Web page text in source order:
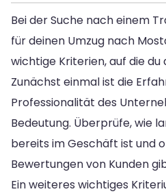
Bei der Suche nach einem
für deinen Umzug nach
wichtige Kriterien, auf die
Zunächst einmal ist die
Professionalität des
Bedeutung. Überprüfe, wie
bereits im Geschäft ist und
Bewertungen von Kunden
Ein weiteres wichtiges